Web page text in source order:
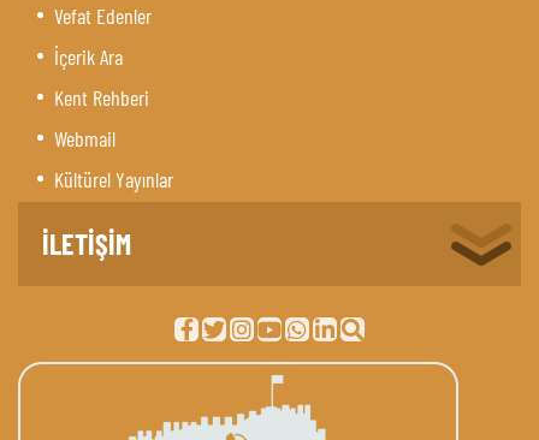
Vefat Edenler
İçerik Ara
Kent Rehberi
Webmail
Kültürel Yayınlar
İLETİŞİM